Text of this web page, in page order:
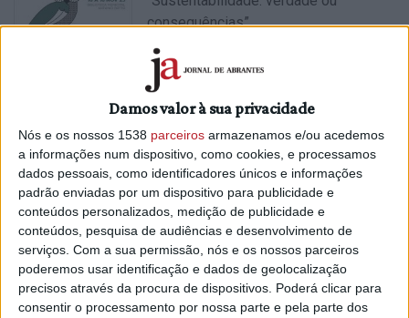
Damos valor à sua privacidade
Nós e os nossos 1538 parceiros armazenamos e/ou acedemos
a informações num dispositivo, como cookies, e processamos
dados pessoais, como identificadores únicos e informações
padrão enviadas por um dispositivo para publicidade e
conteúdos personalizados, medição de publicidade e
conteúdos, pesquisa de audiências e desenvolvimento de
serviços. Com a sua permissão, nós e os nossos parceiros
poderemos usar identificação e dados de geolocalização
precisos através da procura de dispositivos. Poderá clicar para
consentir o processamento por nossa parte e pela parte dos
consequências”
10/11/2023 às 16:25
Filosofia no Museu para crianças e
famílias
17/11/2022 às 11:08